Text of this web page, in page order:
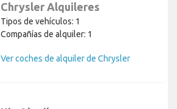
Chrysler Alquileres
Tipos de vehículos: 1
Compañías de alquiler: 1
Ver coches de alquiler de Chrysler